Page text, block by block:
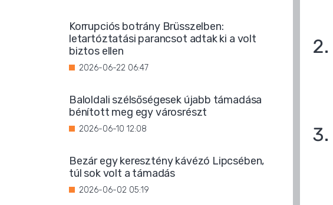
Korrupciós botrány Brüsszelben:
letartóztatási parancsot adtak ki a volt
biztos ellen
2026-06-22 06:47
Baloldali szélsőségesek újabb támadása
bénított meg egy városrészt
2026-06-10 12:08
Bezár egy keresztény kávézó Lipcsében,
túl sok volt a támadás
2026-06-02 05:19